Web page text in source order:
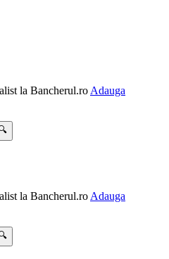
la Bancherul.ro Adauga
la Bancherul.ro Adauga